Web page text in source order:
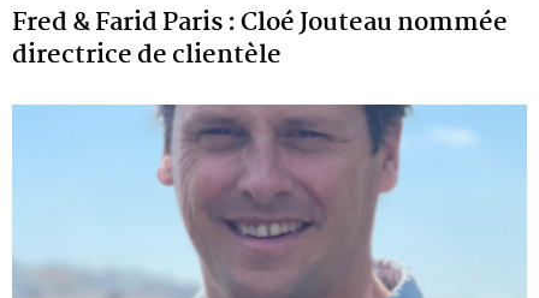
Fred & Farid Paris : Cloé Jouteau nommée
directrice de clientèle